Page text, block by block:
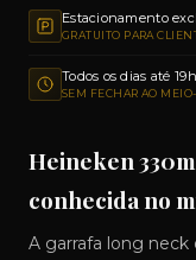
Estacionamento
GRATUITO PARA
Todos os dias até
SEM FECHAR AO
Heineken
conhecida no
A garrafa long neck